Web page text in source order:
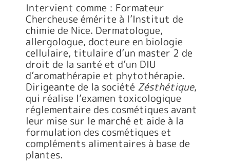
Intervient comme : Formateur
Chercheuse émérite à l’Institut de
chimie de Nice. Dermatologue,
allergologue, docteure en biologie
cellulaire, titulaire d’un master 2 de
droit de la santé et d’un DIU
d’aromathérapie et phytothérapie.
Dirigeante de la société Zésthétique,
qui réalise l’examen toxicologique
réglementaire des cosmétiques avant
leur mise sur le marché et aide à la
formulation des cosmétiques et
compléments alimentaires à base de
plantes.